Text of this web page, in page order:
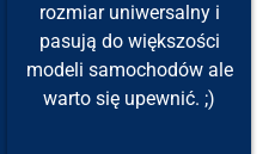
rozmiar uniwersalny i
pasują do większości
modeli samochodów ale
warto się upewnić. ;)